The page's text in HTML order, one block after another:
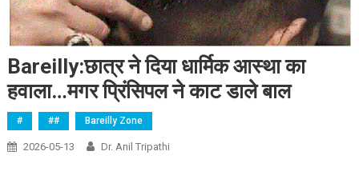
Bareilly:छात्र ने दिया धार्मिक आस्था का
हवाला…मगर प्रिंसिपल ने काट डाले बाल
# ## Bareilly Zone
2026-05-13 Dr. Anil Tripathi